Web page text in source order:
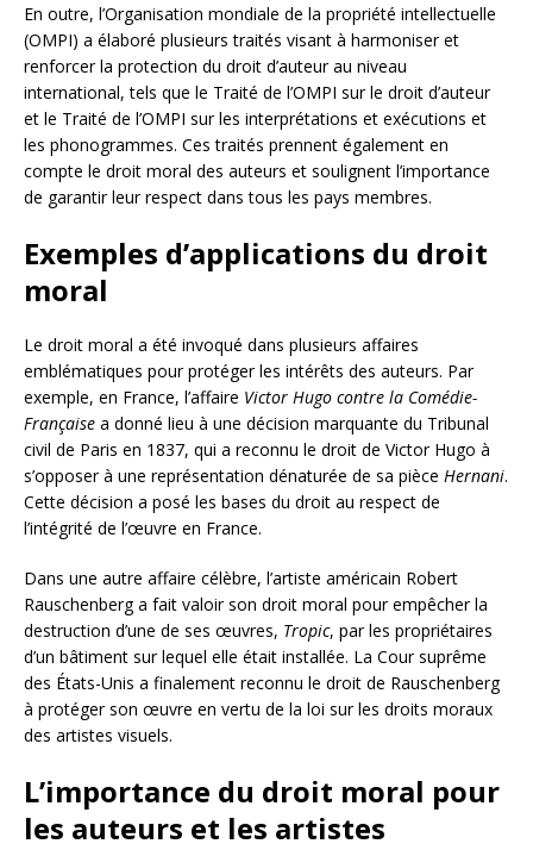
En outre, l’Organisation mondiale de la propriété intellectuelle
(OMPI) a élaboré plusieurs traités visant à harmoniser et
renforcer la protection du droit d’auteur au niveau
international, tels que le Traité de l’OMPI sur le droit d’auteur
et le Traité de l’OMPI sur les interprétations et exécutions et
les phonogrammes. Ces traités prennent également en
compte le droit moral des auteurs et soulignent l’importance
de garantir leur respect dans tous les pays membres.
Exemples d’applications du droit
moral
Le droit moral a été invoqué dans plusieurs affaires
emblématiques pour protéger les intérêts des auteurs. Par
exemple, en France, l’affaire Victor Hugo contre la Comédie-
Française a donné lieu à une décision marquante du Tribunal
civil de Paris en 1837, qui a reconnu le droit de Victor Hugo à
s’opposer à une représentation dénaturée de sa pièce Hernani.
Cette décision a posé les bases du droit au respect de
l’intégrité de l’œuvre en France.
Dans une autre affaire célèbre, l’artiste américain Robert
Rauschenberg a fait valoir son droit moral pour empêcher la
destruction d’une de ses œuvres, Tropic, par les propriétaires
d’un bâtiment sur lequel elle était installée. La Cour suprême
des États-Unis a finalement reconnu le droit de Rauschenberg
à protéger son œuvre en vertu de la loi sur les droits moraux
des artistes visuels.
L’importance du droit moral pour
les auteurs et les artistes